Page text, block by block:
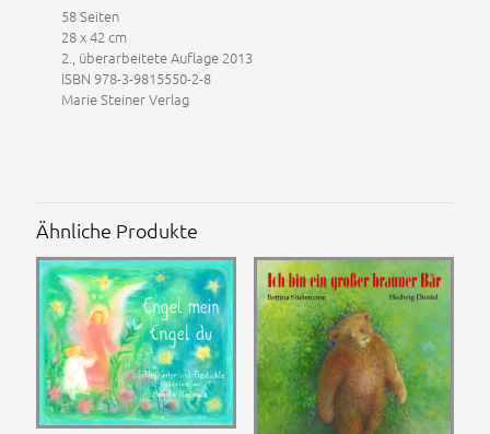
58 Seiten
28 x 42 cm
2., überarbeitete Auflage 2013
ISBN 978-3-9815550-2-8
Marie Steiner Verlag
Ähnliche Produkte